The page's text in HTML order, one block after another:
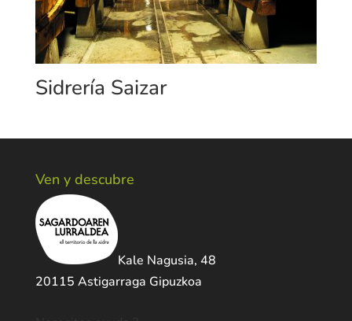
Sidrería Saizar
Ven y descubre
Kale Nagusia, 48
20115 Astigarraga Gipuzkoa